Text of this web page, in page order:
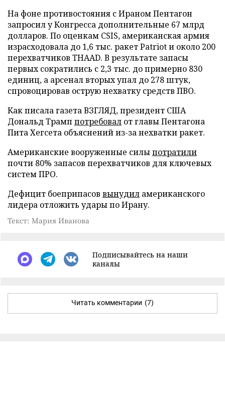
На фоне противостояния с Ираном Пентагон
запросил у Конгресса дополнительные 67 млрд
долларов. По оценкам CSIS, американская армия
израсходовала до 1,6 тыс. ракет Patriot и около 200
перехватчиков THAAD. В результате запасы
первых сократились с 2,3 тыс. до примерно 830
единиц, а арсенал вторых упал до 278 штук,
спровоцировав острую нехватку средств ПВО.
Как писала газета ВЗГЛЯД, президент США
Дональд Трамп потребовал от главы Пентагона
Пита Хегсета объяснений из-за нехватки ракет.
Американские вооруженные силыпотратили
почти 80% запасов перехватчиков для ключевых
систем ПРО.
Дефицит боеприпасов вынудил американского
лидера отложить удары по Ирану.
Текст: Мария Иванова
Подписывайтесь на наши
каналы
Читать комментарии (7)